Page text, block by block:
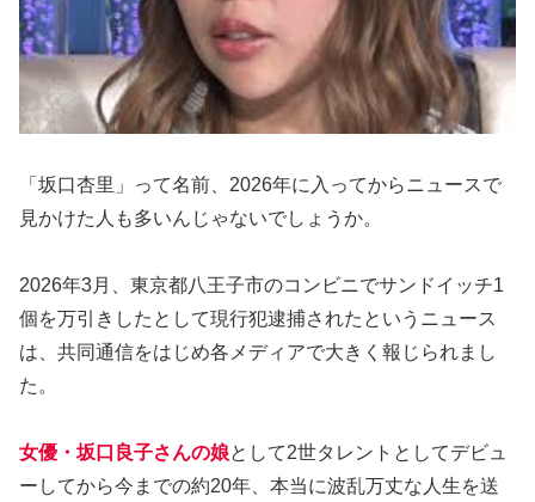
「坂口杏里」って名前、2026年に入ってからニュースで
見かけた人も多いんじゃないでしょうか。
2026年3月、東京都八王子市のコンビニでサンドイッチ1
個を万引きしたとして現行犯逮捕されたというニュース
は、共同通信をはじめ各メディアで大きく報じられまし
た。
女優・坂口良子さんの娘として2世タレントとしてデビュ
ーしてから今までの約20年、本当に波乱万丈な人生を送